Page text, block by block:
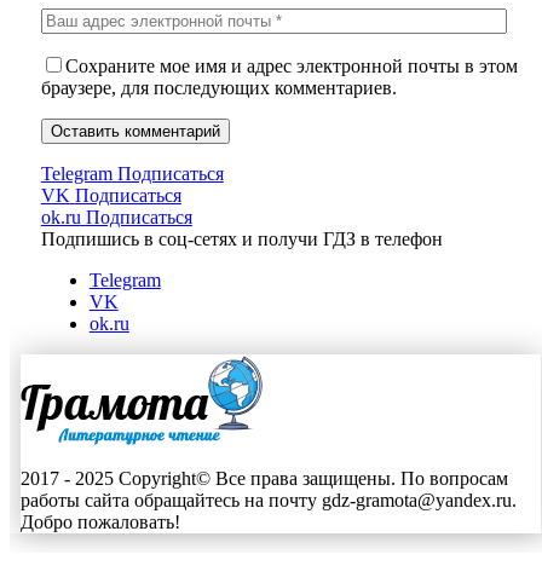
Сохраните мое имя и адрес электронной почты в этом
браузере, для последующих комментариев.
Telegram Подписаться
VK Подписаться
ok.ru Подписаться
Подпишись в соц-сетях и получи ГДЗ в телефон
Telegram
VK
ok.ru
2017 - 2025 Copyright© Все права защищены. По вопросам
работы сайта обращайтесь на почту gdz-gramota@yandex.ru.
Добро пожаловать!